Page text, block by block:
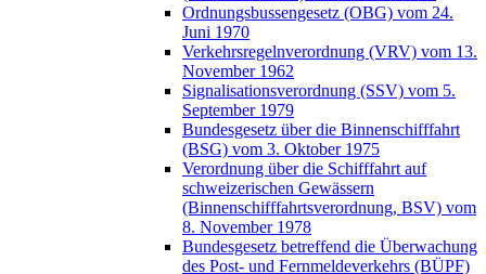
Ordnungsbussengesetz (OBG) vom 24.
Juni 1970
Verkehrsregelnverordnung (VRV) vom 13.
November 1962
Signalisationsverordnung (SSV) vom 5.
September 1979
Bundesgesetz über die Binnenschifffahrt
(BSG) vom 3. Oktober 1975
Verordnung über die Schifffahrt auf
schweizerischen Gewässern
(Binnenschifffahrtsverordnung, BSV) vom
8. November 1978
Bundesgesetz betreffend die Überwachung
des Post- und Fernmeldeverkehrs (BÜPF)